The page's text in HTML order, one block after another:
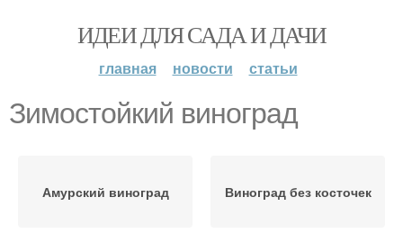
ИДЕИ ДЛЯ САДА И ДАЧИ
главная новости статьи
Зимостойкий виноград
Амурский виноград Виноград без косточек